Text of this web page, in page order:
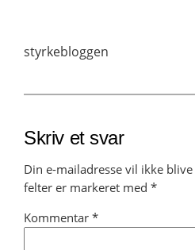
styrkebloggen
Skriv et svar
Din e-mailadresse vil ikke
felter er markeret med*
Kommentar*